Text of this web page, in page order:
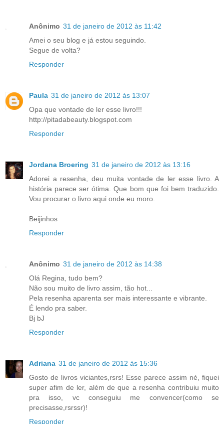
Anônimo 31 de janeiro de 2012 às 11:42
Amei o seu blog e já estou seguindo.
Segue de volta?
Responder
Paula 31 de janeiro de 2012 às 13:07
Opa que vontade de ler esse livro!!!
http://pitadabeauty.blogspot.com
Responder
Jordana Broering 31 de janeiro de 2012 às 13:16
Adorei a resenha, deu muita vontade de ler esse livro. A
história parece ser ótima. Que bom que foi bem traduzido.
Vou procurar o livro aqui onde eu moro.
Beijinhos
Responder
Anônimo 31 de janeiro de 2012 às 14:38
Olá Regina, tudo bem?
Não sou muito de livro assim, tão hot...
Pela resenha aparenta ser mais interessante e vibrante.
É lendo pra saber.
Bj bJ
Responder
Adriana 31 de janeiro de 2012 às 15:36
Gosto de livros viciantes,rsrs! Esse parece assim né, fiquei
super afim de ler, além de que a resenha contribuiu muito
pra isso, vc conseguiu me convencer(como se
precisasse,rsrssr)!
Responder